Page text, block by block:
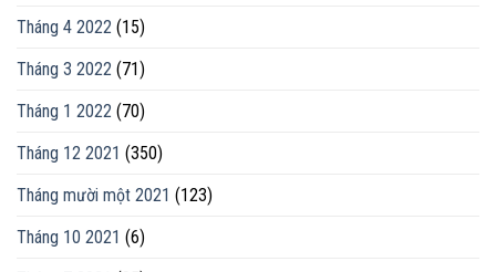
Tháng 4 2022 (15)
Tháng 3 2022 (71)
Tháng 1 2022 (70)
Tháng 12 2021 (350)
Tháng mười một 2021 (123)
Tháng 10 2021 (6)